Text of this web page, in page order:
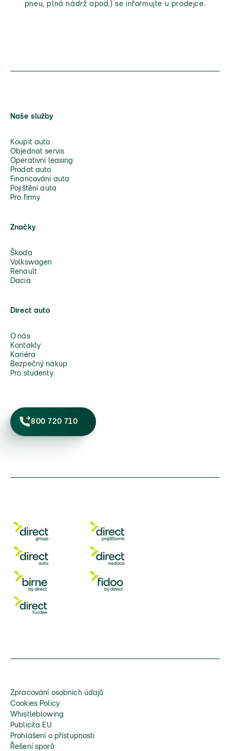
pneu, plná nádrž apod.) se informujte u prodejce.
Naše služby
Koupit auto
Objednat servis
Operativní leasing
Prodat auto
Financování auta
Pojištění auta
Pro firmy
Značky
Škoda
Volkswagen
Renault
Dacia
Direct auto
O nás
Kontakty
Kariéra
Bezpečný nákup
Pro studenty
800 720 710
Zpracování osobních údajů
Cookies Policy
Whistleblowing
Publicita EU
Prohlášení o přístupnosti
Řešení sporů